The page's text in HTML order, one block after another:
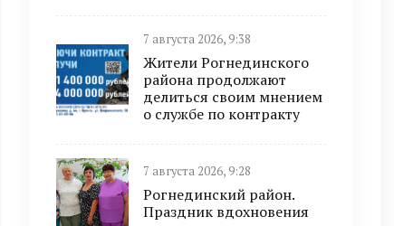
7 августа 2026, 9:38
Жители Рогнединского
района продолжают
делиться своим мнением
о службе по контракту
7 августа 2026, 9:28
Рогнединский район.
Праздник вдохновения